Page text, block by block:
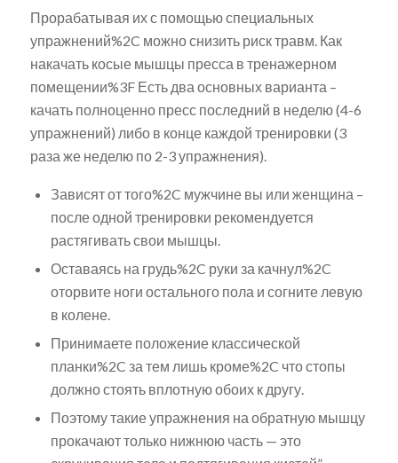
Прорабатывая их с помощью специальных
упражнений%2C можно снизить риск травм. Как
накачать косые мышцы пресса в тренажерном
помещении%3F Есть два основных варианта –
качать полноценно пресс последний в неделю (4-6
упражнений) либо в конце каждой тренировки (3
раза же неделю по 2-3 упражнения).
Зависят от того%2C мужчине вы или женщина –
после одной тренировки рекомендуется
растягивать свои мышцы.
Оставаясь на грудь%2C руки за качнул%2C
оторвите ноги остального пола и согните левую
в колене.
Принимаете положение классической
планки%2C за тем лишь кроме%2C что стопы
должно стоять вплотную обоих к другу.
Поэтому такие упражнения на обратную мышцу
прокачают только нижнюю часть — это